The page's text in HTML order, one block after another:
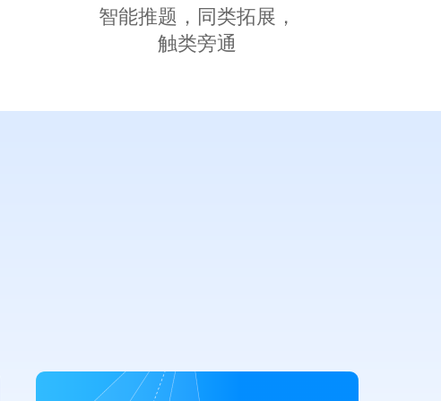
智能推题，同类拓展，
触类旁通